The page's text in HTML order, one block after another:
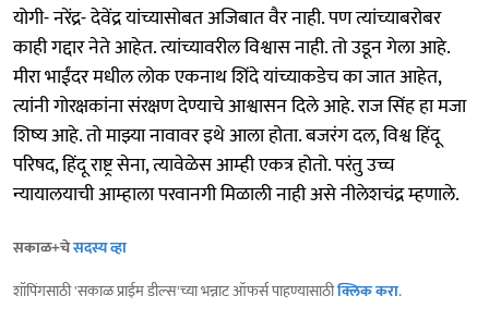
योगी- नरेंद्र- देवेंद्र यांच्यासोबत अजिबात वैर नाही. पण त्यांच्याबरोबर
काही गद्दार नेते आहेत. त्यांच्यावरील विश्वास नाही. तो उडून गेला आहे.
मीरा भाईंदर मधील लोक एकनाथ शिंदे यांच्याकडेच का जात आहेत,
त्यांनी गोरक्षकांना संरक्षण देण्याचे आश्वासन दिले आहे. राज सिंह हा मजा
शिष्य आहे. तो माझ्या नावावर इथे आला होता. बजरंग दल, विश्व हिंदू
परिषद, हिंदू राष्ट्र सेना, त्यावेळेस आम्ही एकत्र होतो. परंतु उच्च
न्यायालयाची आम्हाला परवानगी मिळाली नाही असे नीलेशचंद्र म्हणाले.
सकाळ+चेसदस्य व्हा
शॉपिंगसाठी 'सकाळ प्राईम डील्स'च्या भन्नाट ऑफर्स पाहण्यासाठीक्लिक करा.